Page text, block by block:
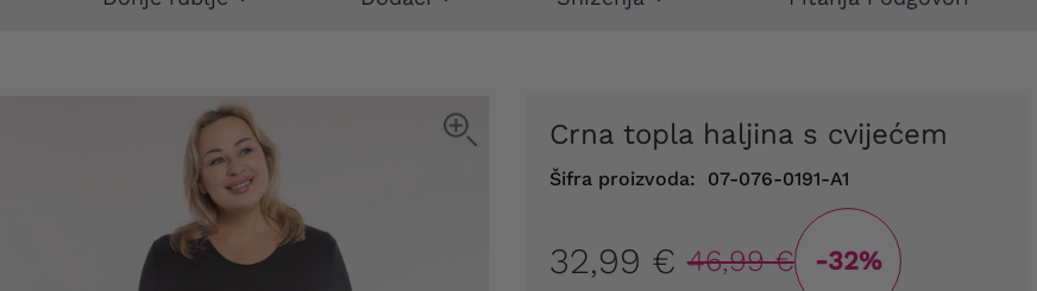
Crna topla haljina s cvijećem
Šifra proizvoda: 07-076-0191-A1
32,99 € 46,99 € -32%